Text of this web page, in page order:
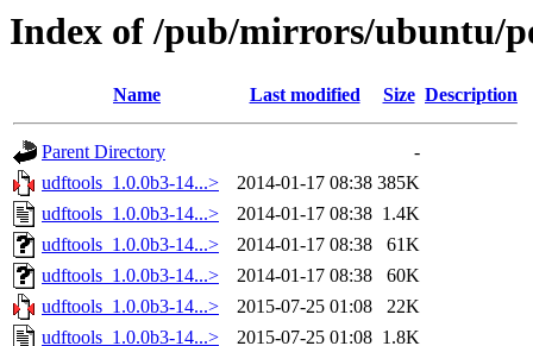
Index of /pub/mirrors/ubuntu/
Name Last modified Size Description
Parent Directory
-
udftools_1.0.0b3-14...>
2014-01-17 08:38 385K
udftools_1.0.0b3-14...>
2014-01-17 08:38 1.4K
udftools_1.0.0b3-14...>
2014-01-17 08:38
61K
udftools_1.0.0b3-14...>
2014-01-17 08:38
60K
udftools_1.0.0b3-14...>
2015-07-25 01:08
22K
udftools_1.0.0b3-14...>
2015-07-25 01:08 1.8K